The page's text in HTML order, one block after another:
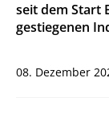
seit dem Start
gestiegenen
08. Dezember